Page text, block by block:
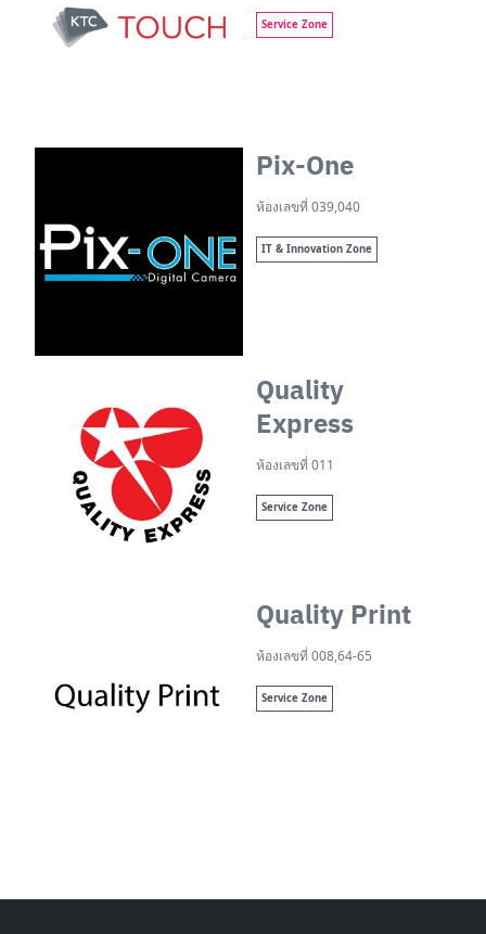
Service Zone
Pix-One
ห้องเลขที่ 039,040
IT & Innovation Zone
Quality
Express
ห้องเลขที่ 011
Service Zone
Quality Print
ห้องเลขที่ 008,64-65
Service Zone